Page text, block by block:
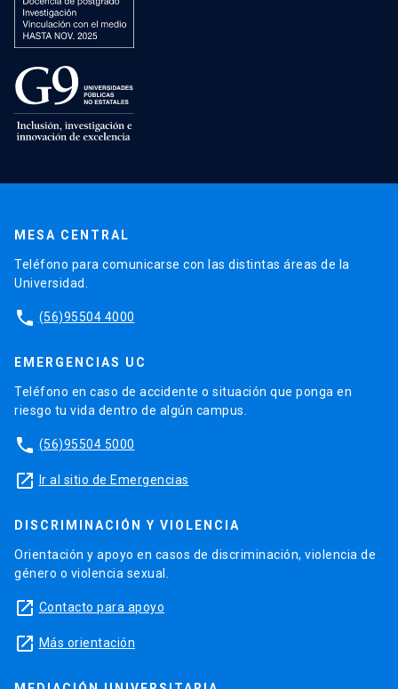
MESA CENTRAL
Teléfono para comunicarse con las distintas áreas de la
Universidad.
phone (56)95504 4000
EMERGENCIAS UC
Teléfono en caso de accidente o situación que ponga en
riesgo tu vida dentro de algún campus.
phone (56)95504 5000
launch Ir al sitio de Emergencias
DISCRIMINACIÓN Y VIOLENCIA
Orientación y apoyo en casos de discriminación, violencia de
género o violencia sexual.
launch Contacto para apoyo
launch Más orientación